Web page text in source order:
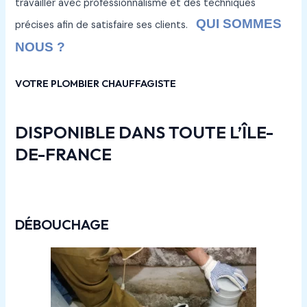
travailler avec professionnalisme et des techniques
précises afin de satisfaire ses clients.QUI SOMMES
NOUS ?
VOTRE PLOMBIER CHAUFFAGISTE
DISPONIBLE DANS TOUTE L’ÎLE-
DE-FRANCE
DÉBOUCHAGE